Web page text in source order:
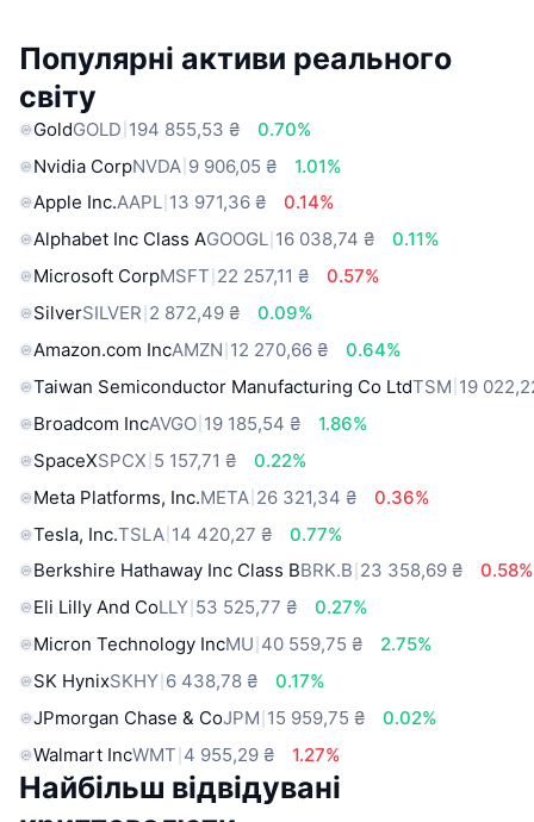
Популярні активи реального
світу
GoldGOLD 194 855,53 ₴
0.70%
Nvidia CorpNVDA 9 906,05 ₴
1.01%
Apple Inc.AAPL 13 971,36 ₴
0.14%
Alphabet Inc Class AGOOGL 16 038,74 ₴
0.11%
Microsoft CorpMSFT 22 257,11 ₴
0.57%
SilverSILVER 2 872,49 ₴
0.09%
Amazon.com IncAMZN 12 270,66 ₴
0.64%
Taiwan Semiconductor Manufacturing Co LtdTSM 19
Broadcom IncAVGO 19 185,54 ₴
1.86%
SpaceXSPCX 5 157,71 ₴
0.22%
Meta Platforms, Inc.META 26 321,34 ₴
0.36%
Tesla, Inc.TSLA 14 420,27 ₴
0.77%
Berkshire Hathaway Inc Class BBRK.B 23 358,69 ₴
0.58%
Eli Lilly And CoLLY 53 525,77 ₴
0.27%
Micron Technology IncMU 40 559,75 ₴
2.75%
SK HynixSKHY 6 438,78 ₴
0.17%
JPmorgan Chase & CoJPM 15 959,75 ₴
0.02%
Walmart IncWMT 4 955,29 ₴ 1.27%
Найбільш відвідувані